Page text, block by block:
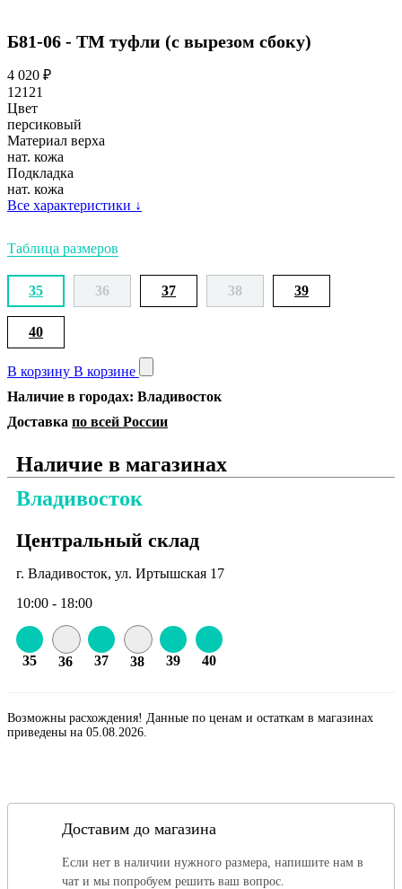
Б81-06 - ТМ туфли (с вырезом сбоку)
4 020 ₽
12121
Цвет
персиковый
Материал верха
нат. кожа
Подкладка
нат. кожа
Все характеристики ↓
Таблица размеров
35 36 37 38 39
40
В корзину В корзине
Наличие в городах: Владивосток
Доставка по всей России
Наличие в магазинах
Владивосток
Центральный склад
г. Владивосток, ул. Иртышская 17
10:00 - 18:00
35 36 37 38 39 40
Возможны расхождения! Данные по ценам и остаткам в магазинах
приведены на 05.08.2026.
Доставим до магазина
Если нет в наличии нужного размера, напишите нам в
чат и мы попробуем решить ваш вопрос.